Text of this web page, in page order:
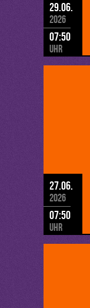
29.06.
2026
07:50
Uhr
27.06.
2026
07:50
Uhr